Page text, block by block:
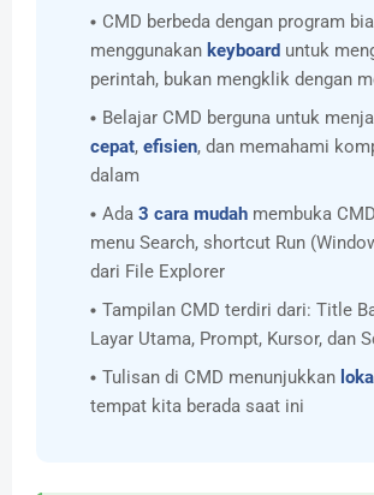
CMD berbeda dengan program
menggunakan keyboard untuk
perintah, bukan mengklik dengan
Belajar CMD berguna untuk
cepat, efisien, dan memahami
dalam
Ada 3 cara mudah membuka
menu Search, shortcut Run
dari File Explorer
Tampilan CMD terdiri dari: Title
Layar Utama, Prompt, Kursor, dan
Tulisan di CMD menunjukkan
tempat kita berada saat ini